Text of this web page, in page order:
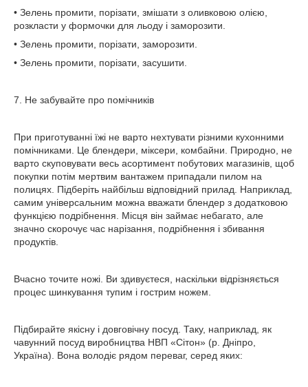
• Зелень промити, порізати, змішати з оливковою олією,
розкласти у формочки для льоду і заморозити.
• Зелень промити, порізати, заморозити.
• Зелень промити, порізати, засушити.
7. Не забувайте про помічників
При приготуванні їжі не варто нехтувати різними кухонними
помічниками. Це блендери, міксери, комбайни. Природно, не
варто скуповувати весь асортимент побутових магазинів, щоб
покупки потім мертвим вантажем припадали пилом на
полицях. Підберіть найбільш відповідний прилад. Наприклад,
самим універсальним можна вважати блендер з додатковою
функцією подрібнення. Місця він займає небагато, але
значно скорочує час нарізання, подрібнення і збивання
продуктів.
Вчасно точите ножі. Ви здивуєтеся, наскільки відрізняється
процес шинкування тупим і гострим ножем.
Підбирайте якісну і довговічну посуд. Таку, наприклад, як
чавунний посуд виробництва НВП «Сітон» (р. Дніпро,
Україна). Вона володіє рядом переваг, серед яких: